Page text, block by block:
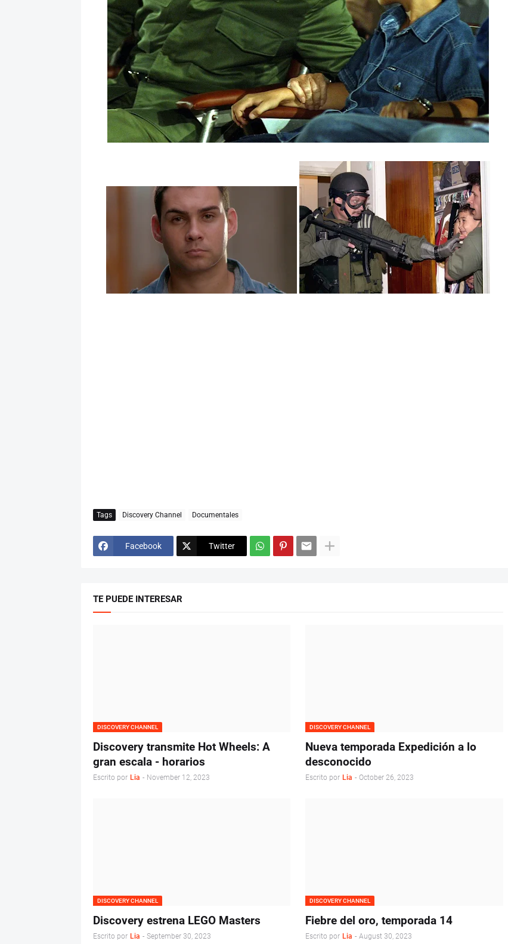
Tags Discovery Channel Documentales
Facebook Twitter
TE PUEDE INTERESAR
DISCOVERY CHANNEL
Discovery transmite Hot Wheels: A
gran escala - horarios
Escrito por Lia - November 12, 2023
DISCOVERY CHANNEL
Nueva temporada Expedición a lo
desconocido
Escrito por Lia - October 26, 2023
DISCOVERY CHANNEL
Discovery estrena LEGO Masters
Escrito por Lia - September 30, 2023
DISCOVERY CHANNEL
Fiebre del oro, temporada 14
Escrito por Lia - August 30, 2023